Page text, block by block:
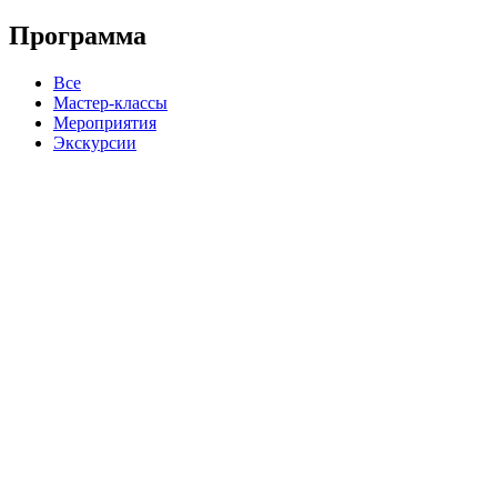
Программа
Все
Мастер-классы
Мероприятия
Экскурсии